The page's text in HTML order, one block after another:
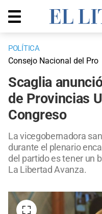
POLÍTICA
Consejo Nacional del Pro
Scaglia
de Provincias
Congreso
La vicegobernadora
durante el plenario
del partido es tener un
La Libertad Avanza.